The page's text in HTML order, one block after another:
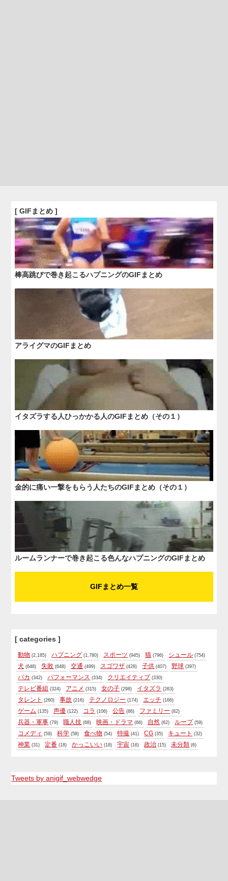
[ GIFまとめ ]
棒高跳びで巻き起こるハプニングのGIFまとめ
アライグマのGIFまとめ
イタズラする人ひっかかる人のGIFまとめ（その１）
金的に痛い一撃をもらう人たちのGIFまとめ（その１）
ルームランナーで巻き起こる色んなハプニングのGIFまとめ
GIFまとめ一覧
[ categories ]
動物 (2,185) ハプニング (1,780) スポーツ (945) 猫 (796) シュール (754)
犬 (648) 失敗 (648) 交通 (499) スゴワザ (428) 子供 (407) 野球 (397)
バカ (342) パフォーマンス (334) クリエイティブ (330)
テレビ番組 (324) アニメ (315) 女の子 (298) イタズラ (263)
タレント (260) 事故 (216) テクノロジー (174) エッチ (166)
ゲーム (135) 声優 (122) コラ (106) 公告 (86) ファミリー (82)
兵器・軍事 (79) 職人技 (68) 映画・ドラマ (66) 自然 (62) ループ (59)
コメディ (59) 科学 (58) 食べ物 (54) 特撮 (41) CG (35) キュート (32)
神業 (31) 定番 (18) かっこいい (18) 宇宙 (16) 政治 (15) 未分類 (6)
Tweets by anigif_webwedge